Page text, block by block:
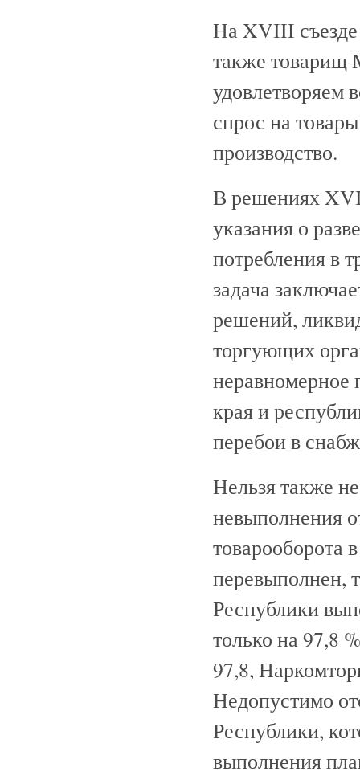
На XVIII съезде
также товарищ
удовлетворяем
спрос на
производство.
В решениях
указания о
потребления в
задача
решений,
торгующих
неравномерное
края и
перебои в
Нельзя также
невыполнения
товарооборота
перевыполнен,
Республики
только на 97,8
97,8,
Недопустимо
Республики,
выполнения